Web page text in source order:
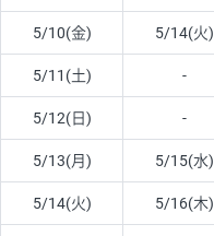
5/10(金) 5/14(火)
5/11(土) -
5/12(日) -
5/13(月) 5/15(水)
5/14(火) 5/16(木)